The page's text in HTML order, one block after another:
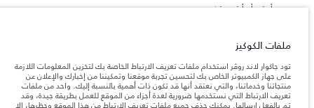
مصر, أم تي أي أوتو موتيف
والحد الأقصى لأحمال المحور عند تحميل السيارة بالإكسسوارات والركاب والسوائل والوقود
المعلومات والمواصفات والأسعار والألوان المذكورة على هذا الموقع قد تختلف من بلد إلى
آخر، كما أنّها قد تتغير بدون إشعار مسبق. الرجاء التواصل مع وكيلنا المحلي للتأكد من توفّرها
والتحقق من الأسعار.
ملفات الكوكيز
تود جاكوار لاند روڤر استخدام ملفات تعريف الارتباط الخاصة بك لتخزين المعلومات اللازمة
على جهاز الكمبيوتر الخاص بك لتحسين تجربة موقعنا وتمكيننا من إخبارك والإعلان عن
منتجاتنا وخدماتنا، والتي نعتقد أنها قد تكون ذات أهمية بالنسبة إليك. واحد من ملفات
تعريف الارتباط التي نستخدمها ضرورية لعدة أجزاء من الموقع للعمل بطريقة جيدة، وقد
تم بالفعل إرسالها. يمكنك حذف جميع ملفات تعريف الارتباط من هذا الموقع وحظرها، إلا